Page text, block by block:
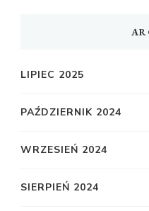
LIPIEC 2025
PAŹDZIERNIK 2024
WRZESIEŃ 2024
SIERPIEŃ 2024